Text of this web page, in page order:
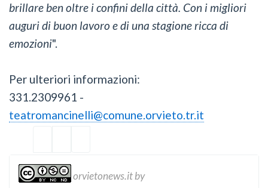
brillare ben oltre i confini della città. Con i migliori
auguri di buon lavoro e di una stagione ricca di
emozioni".
Per ulteriori informazioni:
331.2309961 -
teatromancinelli@comune.orvieto.tr.it
orvietonews.itby